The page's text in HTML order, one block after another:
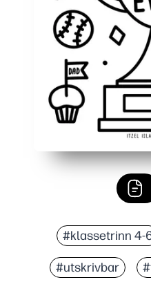
#klassetrinn 4-
#utskrivbar